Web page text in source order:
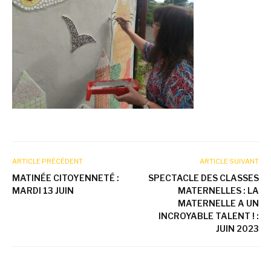
ARTICLE PRÉCÉDENT
MATINÉE CITOYENNETÉ :
MARDI 13 JUIN
ARTICLE SUIVANT
SPECTACLE DES CLASSES
MATERNELLES : LA
MATERNELLE A UN
INCROYABLE TALENT ! :
JUIN 2023